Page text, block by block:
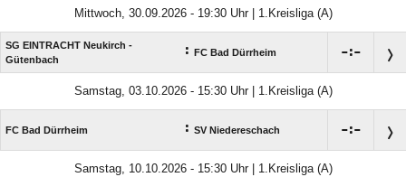
Mittwoch, 30.09.2026 - 19:30 Uhr | 1.Kreisliga (A)
SG EINTRACHT Neukirch -
Gütenbach
: FC Bad Dürrheim :
Samstag, 03.10.2026 - 15:30 Uhr | 1.Kreisliga (A)
FC Bad Dürrheim : SV Niedereschach :
Samstag, 10.10.2026 - 15:30 Uhr | 1.Kreisliga (A)